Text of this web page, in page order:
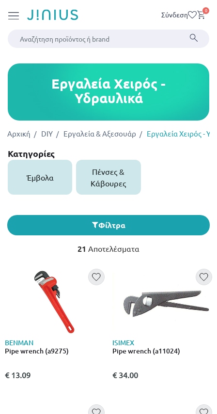
Σύνδεση 0
Εργαλεία Χειρός -
Υδραυλικά
Αρχική DIY Εργαλεία & Αξεσουάρ Εργαλεία Χειρός -
Κατηγορίες
Έμβολα
Πένσες &
Κάβουρες
Φίλτρα
21 Αποτελέσματα
BENMAN
Pipe wrench (a9275)
€ 13.09
ISIMEX
Pipe wrench (a11024)
€ 34.00